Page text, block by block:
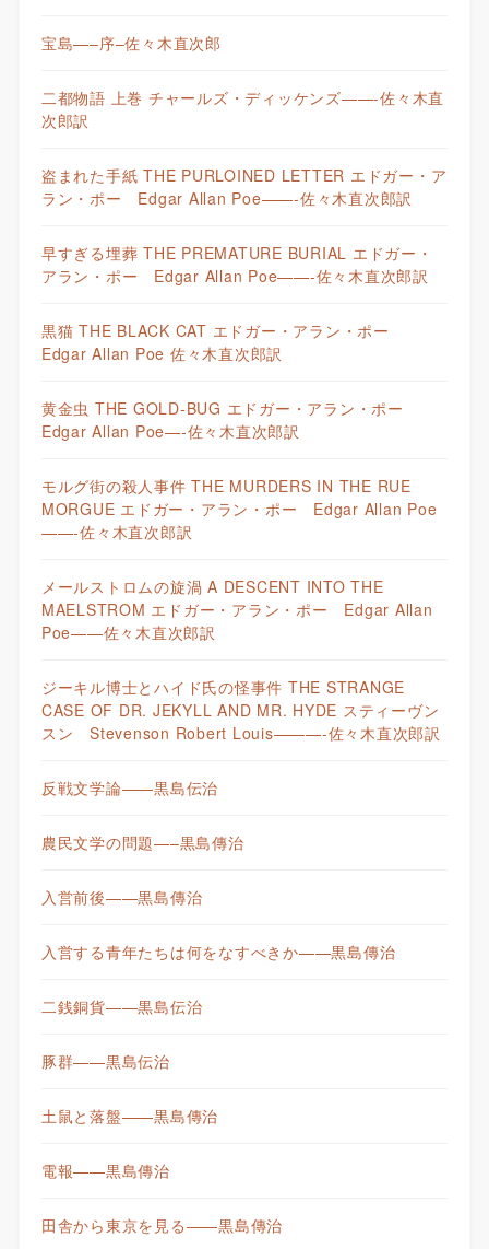
宝島—–序–佐々木直次郎
二都物語 上巻 チャールズ・ディッケンズ——-佐々木直
次郎訳
盗まれた手紙 THE PURLOINED LETTER エドガー・ア
ラン・ポー Edgar Allan Poe——-佐々木直次郎訳
早すぎる埋葬 THE PREMATURE BURIAL エドガー・
アラン・ポー Edgar Allan Poe——-佐々木直次郎訳
黒猫 THE BLACK CAT エドガー・アラン・ポー
Edgar Allan Poe 佐々木直次郎訳
黄金虫 THE GOLD-BUG エドガー・アラン・ポー
Edgar Allan Poe—-佐々木直次郎訳
モルグ街の殺人事件 THE MURDERS IN THE RUE
MORGUE エドガー・アラン・ポー Edgar Allan Poe
——-佐々木直次郎訳
メールストロムの旋渦 A DESCENT INTO THE
MAELSTROM エドガー・アラン・ポー Edgar Allan
Poe——佐々木直次郎訳
ジーキル博士とハイド氏の怪事件 THE STRANGE
CASE OF DR. JEKYLL AND MR. HYDE スティーヴン
スン Stevenson Robert Louis———-佐々木直次郎訳
反戦文学論——黒島伝治
農民文学の問題—–黒島傳治
入営前後——黒島傳治
入営する青年たちは何をなすべきか——黒島傳治
二銭銅貨——黒島伝治
豚群——黒島伝治
土鼠と落盤——黒島傳治
電報——黒島傳治
田舎から東京を見る——黒島傳治